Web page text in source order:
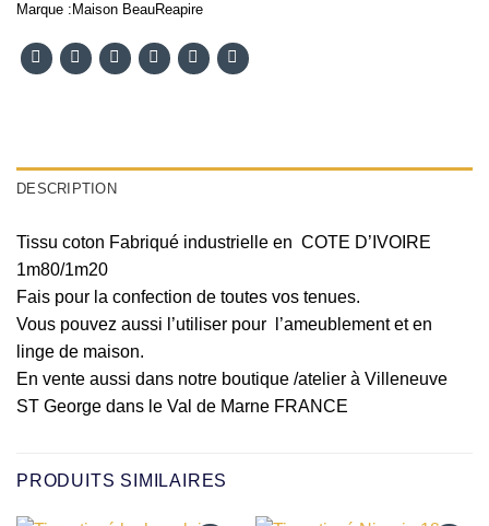
Marque : Maison BeauReapire
DESCRIPTION
Tissu coton Fabriqué industrielle en COTE D’IVOIRE
1m80/1m20
Fais pour la confection de toutes vos tenues.
Vous pouvez aussi l’utiliser pour l’ameublement et en
linge de maison.
En vente aussi dans notre boutique /atelier à Villeneuve
ST George dans le Val de Marne FRANCE
PRODUITS SIMILAIRES